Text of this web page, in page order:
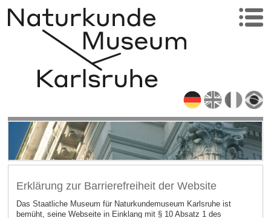
Erklärung zur Barrierefreiheit der Website
Das Staatliche Museum für Naturkundemuseum Karlsruhe ist
bemüht, seine Webseite in Einklang mit § 10 Absatz 1 des